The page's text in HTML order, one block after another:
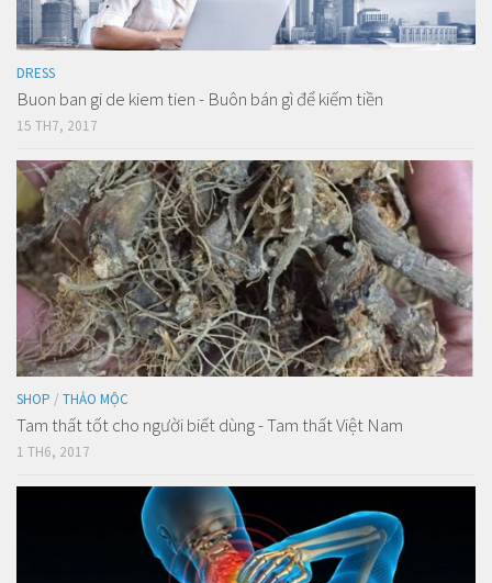
DRESS
Buon ban gi de kiem tien - Buôn bán gì để kiếm tiền
15 TH7, 2017
SHOP / THẢO MỘC
Tam thất tốt cho người biết dùng - Tam thất Việt Nam
1 TH6, 2017